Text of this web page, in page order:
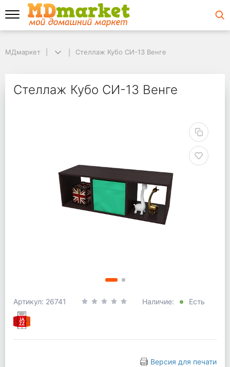
Стеллаж Кубо СИ-13 Венге
МДмаркет Стеллаж Кубо СИ-13 Венге
Стеллаж Кубо СИ-13 Венге
Артикул: 26741 Наличие: Есть
Версия для печати